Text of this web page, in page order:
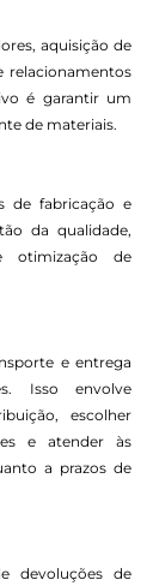
aquisição de
relacionamentos
é garantir um
de materiais.
de fabricação e
da qualidade,
otimização de
e entrega
Isso envolve
escolher
e atender às
a prazos de
devoluções de